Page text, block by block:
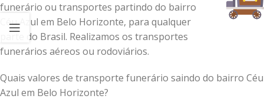
funerário ou transportes partindo do bairro
Céu Azul em Belo Horizonte, para qualquer
parte do Brasil. Realizamos os transportes
funerários aéreos ou rodoviários.
Quais valores de transporte funerário saindo do bairro Céu
Azul em Belo Horizonte?